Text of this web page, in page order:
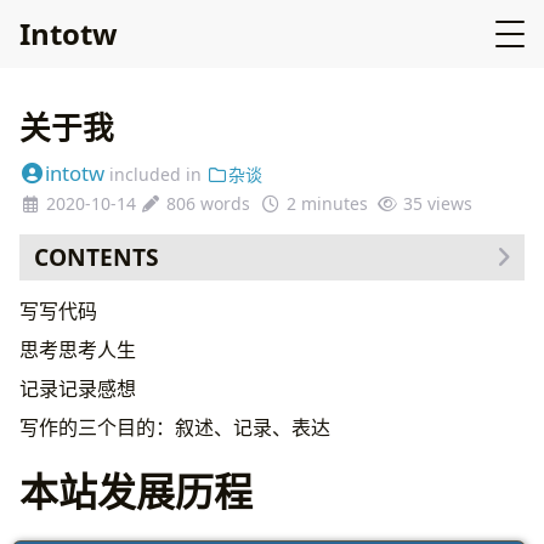
Intotw
关于我
intotw included in
杂谈
2020-10-14
806 words 2 minutes 35 views
CONTENTS
2024.6
2020.10
2018.10
2018.1
写写代码
思考思考人生
记录记录感想
写作的三个目的：叙述、记录、表达
本站发展历程